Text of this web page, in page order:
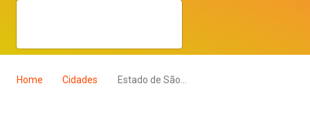
Home Cidades Estado de São…